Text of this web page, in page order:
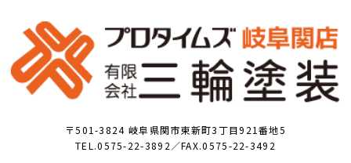
〒501-3824 岐阜県関市東新町3丁目921番地5
TEL.0575-22-3892／FAX.0575-22-3492